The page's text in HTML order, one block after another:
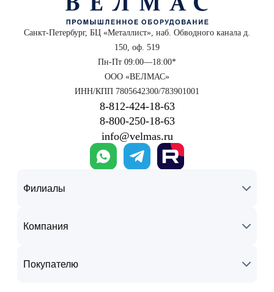
Санкт-Петербург, БЦ «Металлист», наб. Обводного канала д.
150, оф. 519
Пн-Пт 09:00—18:00*
ООО «ВЕЛМАС»
ИНН/КПП 7805642300/783901001
8‑812‑424‑18‑63
8‑800‑250‑18‑63
info@velmas.ru
Филиалы
Компания
Покупателю